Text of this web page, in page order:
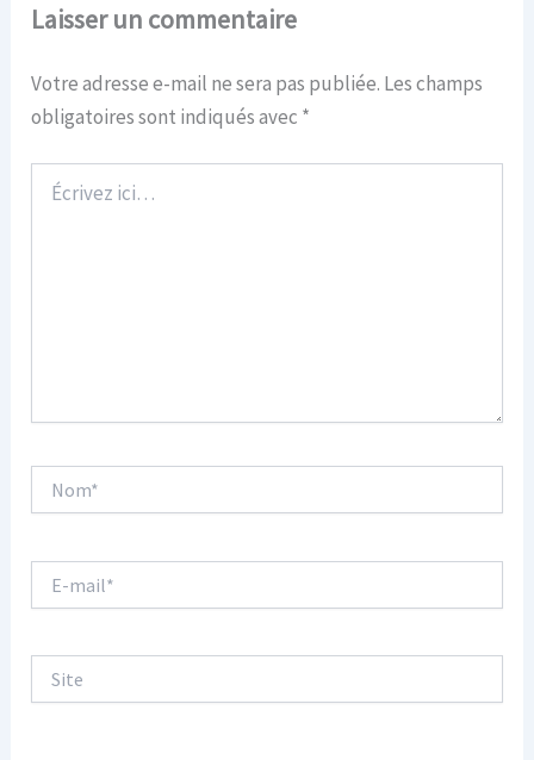
Laisser un commentaire
Votre adresse e-mail ne sera pas publiée. Les champs
obligatoires sont indiqués avec *
ici…
mail*